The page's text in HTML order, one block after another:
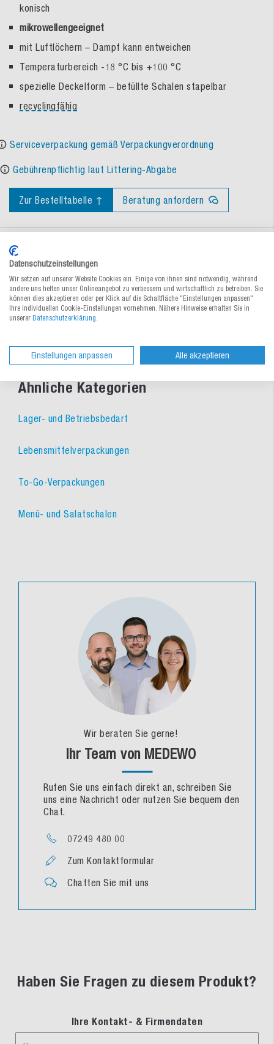
konisch
mikrowellengeeignet
mit Luftlöchern – Dampf kann entweichen
Temperaturbereich -18 °C bis +100 °C
spezielle Deckelform – befüllte Schalen stapelbar
recyclingfähig
Serviceverpackung gemäß Verpackungverordnung
Gebührenpflichtig laut Littering-Abgabe
Zur Bestelltabelle ↑ Beratung anfordern
Dokumente
Ähnliche Kategorien
Lager- und Betriebsbedarf
Lebensmittelverpackungen
To-Go-Verpackungen
Menü- und Salatschalen
Wir beraten Sie gerne!
Ihr Team von MEDEWO
Rufen Sie uns einfach direkt an, schreiben Sie
uns eine Nachricht oder nutzen Sie bequem den
Chat.
07249 480 00
Zum Kontaktformular
Chatten Sie mit uns
Haben Sie Fragen zu diesem Produkt?
Ihre Kontakt- & Firmendaten
Datenschutzeinstellungen
Wir setzen auf unserer Website Cookies ein. Einige von ihnen sind notwendig, während
andere uns helfen unser Onlineangebot zu verbessern und wirtschaftlich zu betreiben. Sie
können dies akzeptieren oder per Klick auf die Schaltfläche "Einstellungen anpassen"
Ihre individuellen Cookie-Einstellungen vornehmen. Nähere Hinweise erhalten Sie in
unserer Datenschutzerklärung
Einstellungen anpassen Alle akzeptieren